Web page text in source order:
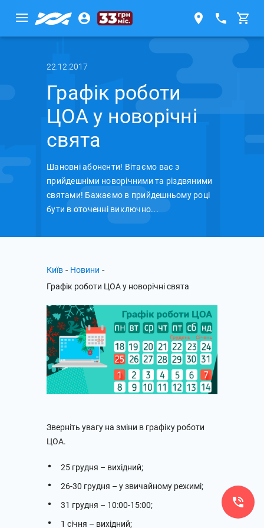
22.12.2017
Графік роботи
ЦОА у новорічні
свята
Шановні абоненти! Вітаємо вас з
прийдешніми новорічними та різдвяними
святами! Бажаємо в прийдешньому році
бути в оточенні виключно...
Київ - Новини -
Графік роботи ЦОА у новорічні свята
Зверніть увагу на зміни в графіку роботи
ЦОА.
25 грудня – вихідний;
26-30 грудня – у звичайному режимі;
31 грудня – 10:00-15:00;
1 січня – вихідний;